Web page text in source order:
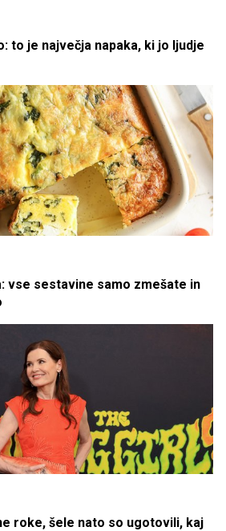
to je največja napaka, ki jo ljudje
vse sestavine samo zmešate in
roke, šele nato so ugotovili, kaj